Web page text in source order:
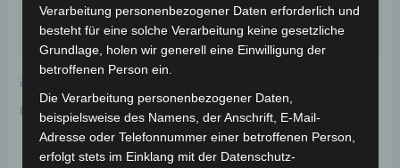
inkl. 19 % MwSt.
Lieferzeit: Versandfertig innerhalb 24 Stunden*
Verarbeitung personenbezogener Daten erforderlich und
besteht für eine solche Verarbeitung keine gesetzliche
Grundlage, holen wir generell eine Einwilligung der
betroffenen Person ein.
Die Verarbeitung personenbezogener Daten,
beispielsweise des Namens, der Anschrift, E-Mail-
Adresse oder Telefonnummer einer betroffenen Person,
erfolgt stets im Einklang mit der Datenschutz-